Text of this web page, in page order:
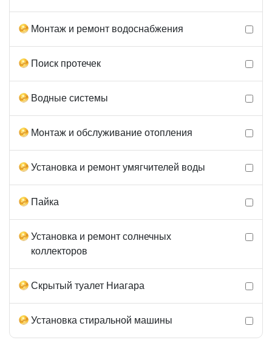
Монтаж и ремонт водоснабжения
Поиск протечек
Водные системы
Монтаж и обслуживание отопления
Установка и ремонт умягчителей воды
Пайка
Установка и ремонт солнечных
коллекторов
Скрытый туалет Ниагара
Установка стиральной машины